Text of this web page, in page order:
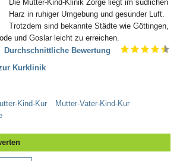
Die Mutter-Kind-Klinik Zorge liegt im südlichen
Harz in ruhiger Umgebung und gesunder Luft.
Trotzdem sind bekannte Städte wie Göttingen,
und Goslar leicht zu erreichen.
Durchschnittliche Bewertung
Kurklinik
Kind-Kur
Mutter-Vater-Kind-Kur